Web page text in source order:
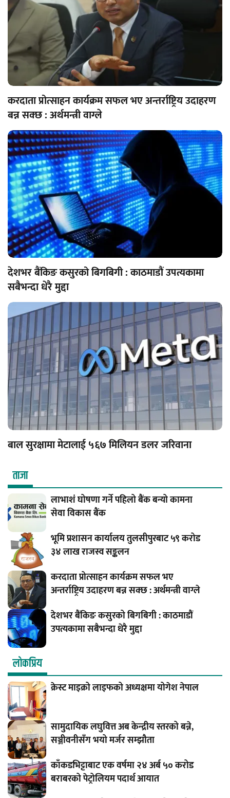
करदाता प्रोत्साहन कार्यक्रम सफल भए अन्तर्राष्ट्रिय उदाहरण
बन्न सक्छ : अर्थमन्त्री वाग्ले
देशभर बैंकिङ कसुरको बिगबिगी : काठमाडौं उपत्यकामा
सबैभन्दा धेरै मुद्दा
बाल सुरक्षामा मेटालाई ५६७ मिलियन डलर जरिवाना
ताजा
लाभाशं घोषणा गर्ने पहिलो बैंक बन्यो कामना
सेवा विकास बैंक
भूमि प्रशासन कार्यालय तुलसीपुरबाट ५९ करोड
३४ लाख राजस्व सङ्कलन
करदाता प्रोत्साहन कार्यक्रम सफल भए
अन्तर्राष्ट्रिय उदाहरण बन्न सक्छ : अर्थमन्त्री वाग्ले
देशभर बैंकिङ कसुरको बिगबिगी : काठमाडौं
उपत्यकामा सबैभन्दा धेरै मुद्दा
लाेकप्रिय
क्रेस्ट माइक्रो लाइफको अध्यक्षमा योगेश नेपाल
सामुदायिक लघुवित्त अब केन्द्रीय स्तरको बन्ने,
सञ्जीवनीसँग भयो मर्जर सम्झौता
काँकडभिट्टाबाट एक वर्षमा २४ अर्ब ५० करोड
बराबरको पेट्रोलियम पदार्थ आयात